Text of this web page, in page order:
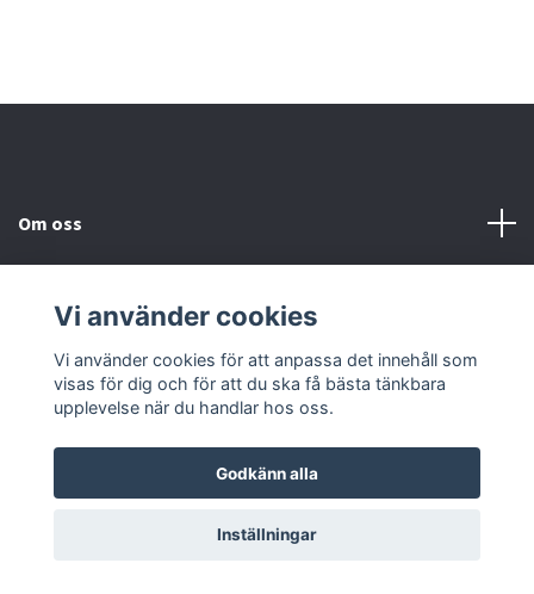
Om oss
Kontakta oss
© 2026 2nd HästPowered by Quickbutik
Vi använder cookies
Vi använder cookies för att anpassa det innehåll som
visas för dig och för att du ska få bästa tänkbara
upplevelse när du handlar hos oss.
Godkänn alla
Inställningar